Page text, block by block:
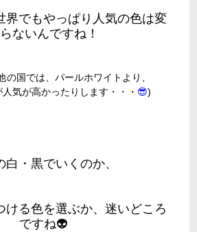
界でもやっぱり人気の色は変
ないんですね！
の国では、パールホワイトより、
気が高かったりします・・・ 😎)
白・黒でいくのか、
ける色を選ぶか、迷いどころ
ですね👽